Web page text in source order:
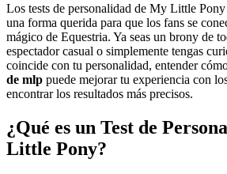
Los tests de personalidad de My Little
una forma querida para que los fans se
mágico de Equestria. Ya seas un brony de
espectador casual o simplemente tengas
coincide con tu personalidad, entender
de mlp puede mejorar tu experiencia con
encontrar los resultados más precisos.
¿Qué es un Test de
Little Pony?